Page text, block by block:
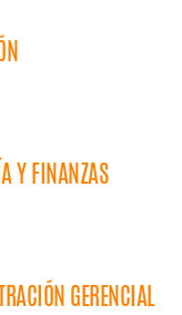
Y FINANZAS
GERENCIAL